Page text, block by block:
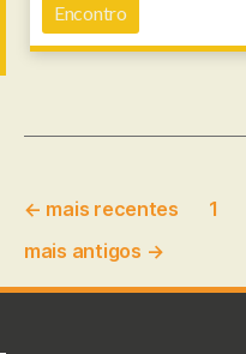
Encontro
Paginação
dos
conteúdos
← mais recentes 1
mais antigos →